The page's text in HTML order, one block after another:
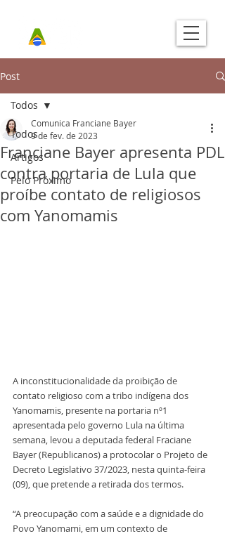
Post
Todos
Artigos
Pelo Próximo
Todos
Franciane Bayer apresenta PDL
contra portaria de Lula que
proíbe contato de religiosos
com Yanomamis
Comunica Franciane Bayer
9 de fev. de 2023
A inconstitucionalidade da proibição de
contato religioso com a tribo indígena dos
Yanomamis, presente na portaria nº1
apresentada pelo governo Lula na última
semana, levou a deputada federal Fraciane
Bayer (Republicanos) a protocolar o Projeto de
Decreto Legislativo 37/2023, nesta quinta-feira
(09), que pretende a retirada dos termos.
“A preocupação com a saúde e a dignidade do
Povo Yanomami, em um contexto de